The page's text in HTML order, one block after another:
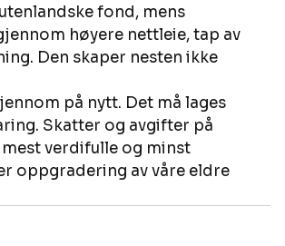
fond, mens
høyere nettleie, tap av
Den skaper nesten ikke
på nytt. Det må lages
Skatter og avgifter på
verdifulle og minst
oppgradering av våre eldre